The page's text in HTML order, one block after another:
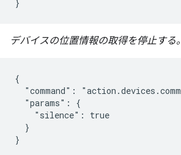
}
デバイスの位置情報の取得を停止する。
{
"command":
  "params": {
    "silence": true
  }
}